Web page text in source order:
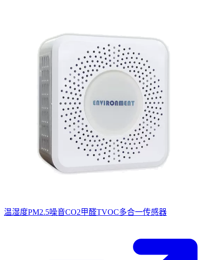
温湿度PM2.5噪音CO2甲醛TVOC多合一传感器